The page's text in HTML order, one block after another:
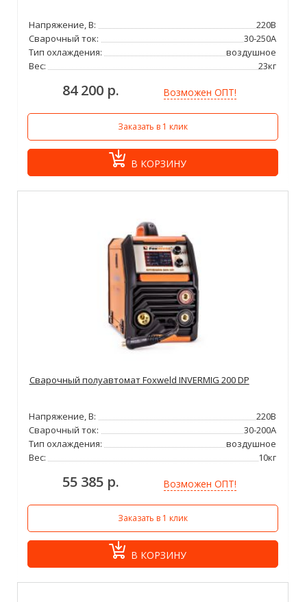
Напряжение, В:
220В
Сварочный ток:
30-250А
Тип охлаждения:
воздушное
Вес:
23кг
84 200 р. Возможен ОПТ!
Заказать в 1 клик
В КОРЗИНУ
Сварочный полуавтомат Foxweld INVERMIG 200 DP
Напряжение, В:
220В
Сварочный ток:
30-200А
Тип охлаждения:
воздушное
Вес:
10кг
55 385 р. Возможен ОПТ!
Заказать в 1 клик
В КОРЗИНУ